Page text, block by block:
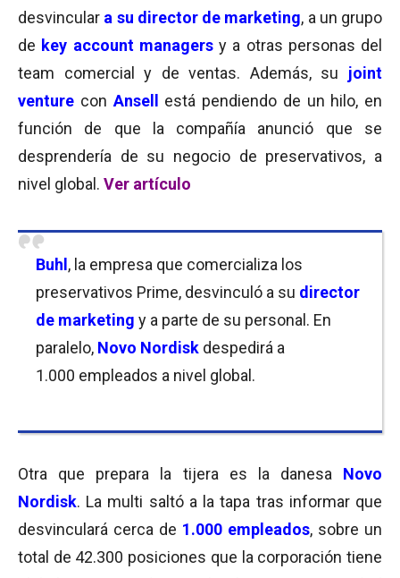
desvincular a su director de marketing, a un grupo
de key account managers y a otras personas del
team comercial y de ventas. Además, su joint
venture con Ansell
está pendiendo de un hilo, en
función de que la compañía anunció que se
desprendería de su negocio de preservativos, a
nivel global. Ver artículo
Buhl , la empresa que comercializa los
preservativos Prime, desvinculó a su director
de marketing y a parte de su personal. En
paralelo, Novo Nordisk despedirá a
1.000 empleados a nivel global.
Otra que prepara la tijera es la danesa Novo
Nordisk. La multi saltó a la tapa tras informar que
desvinculará cerca de 1.000 empleados, sobre un
total de 42.300 posiciones que la corporación tiene